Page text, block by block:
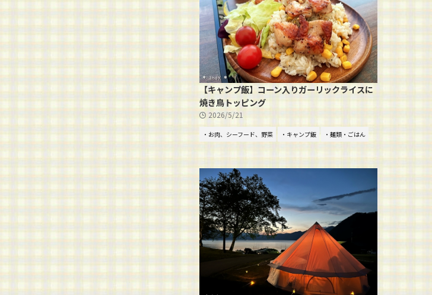
【キャンプ飯】コーン入りガーリックライスに
焼き鳥トッピング
2026/5/21
・お肉、シーフード、野菜 ・キャンプ飯 ・麺類・ごはん